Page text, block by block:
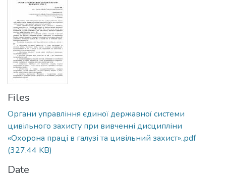
Files
Органи управління єдиної державної системи
цивільного захисту при вивченні дисципліни
«Охорона праці в галузі та цивільний захист»..pdf
(327.44 KB)
Date